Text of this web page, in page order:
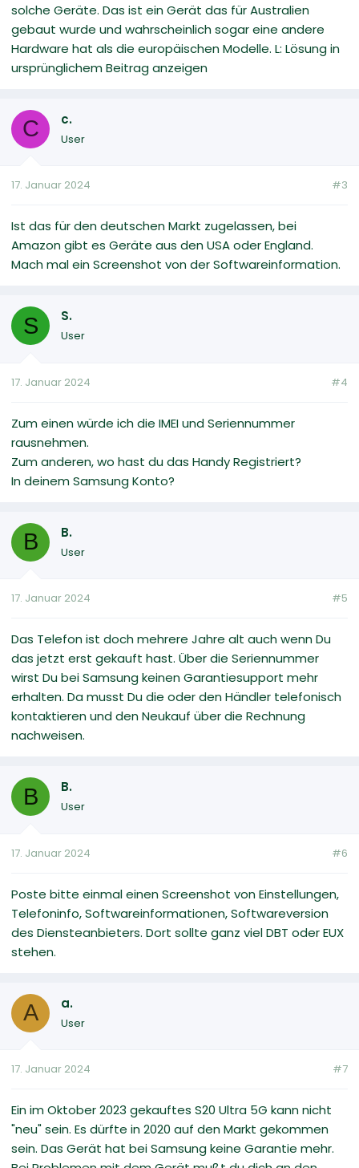
solche Geräte. Das ist ein Gerät das für Australien
gebaut wurde und wahrscheinlich sogar eine andere
Hardware hat als die europäischen Modelle. L: Lösung in
ursprünglichem Beitrag anzeigen
C c.
User
17. Januar 2024 #3
Ist das für den deutschen Markt zugelassen, bei
Amazon gibt es Geräte aus den USA oder England.
Mach mal ein Screenshot von der Softwareinformation.
S S.
User
17. Januar 2024 #4
Zum einen würde ich die IMEI und Seriennummer
rausnehmen.
Zum anderen, wo hast du das Handy Registriert?
In deinem Samsung Konto?
B B.
User
17. Januar 2024 #5
Das Telefon ist doch mehrere Jahre alt auch wenn Du
das jetzt erst gekauft hast. Über die Seriennummer
wirst Du bei Samsung keinen Garantiesupport mehr
erhalten. Da musst Du die oder den Händler telefonisch
kontaktieren und den Neukauf über die Rechnung
nachweisen.
B B.
User
17. Januar 2024 #6
Poste bitte einmal einen Screenshot von Einstellungen,
Telefoninfo, Softwareinformationen, Softwareversion
des Diensteanbieters. Dort sollte ganz viel DBT oder EUX
stehen.
A a.
User
17. Januar 2024 #7
Ein im Oktober 2023 gekauftes S20 Ultra 5G kann nicht
"neu" sein. Es dürfte in 2020 auf den Markt gekommen
sein. Das Gerät hat bei Samsung keine Garantie mehr.